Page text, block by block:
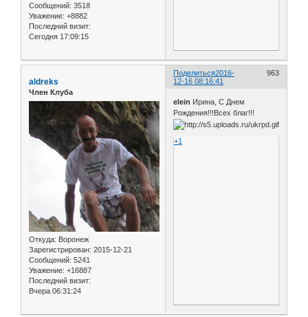
Сообщений: 3518
Уважение: +8882
Последний визит:
Сегодня 17:09:15
Поделиться 963
2016-
12-16 08:16:41
aldreks
Член Клуба
Откуда: Воронеж
Зарегистрирован: 2015-12-21
Сообщений: 5241
Уважение: +16887
Последний визит:
Вчера 06:31:24
elein Ирина, С Днем
Рождения!!!Всех благ!!!
+1